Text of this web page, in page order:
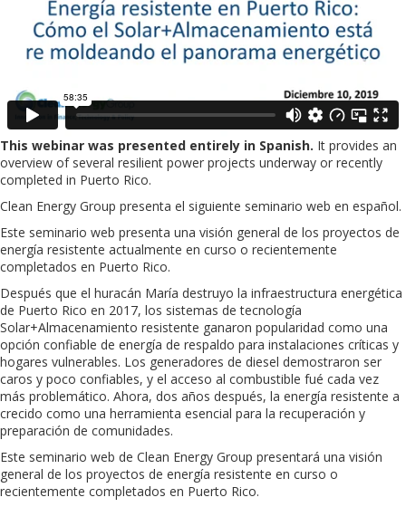
This webinar was presented entirely in Spanish. It provides an
overview of several resilient power projects underway or recently
completed in Puerto Rico.
Clean Energy Group presenta el siguiente seminario web en español.
Este seminario web presenta una visión general de los proyectos de
energía resistente actualmente en curso o recientemente
completados en Puerto Rico.
Después que el huracán María destruyo la infraestructura energética
de Puerto Rico en 2017, los sistemas de tecnología
Solar+Almacenamiento resistente ganaron popularidad como una
opción confiable de energía de respaldo para instalaciones críticas y
hogares vulnerables. Los generadores de diesel demostraron ser
caros y poco confiables, y el acceso al combustible fué cada vez
más problemático. Ahora, dos años después, la energía resistente a
crecido como una herramienta esencial para la recuperación y
preparación de comunidades.
Este seminario web de Clean Energy Group presentará una visión
general de los proyectos de energía resistente en curso o
recientemente completados en Puerto Rico.